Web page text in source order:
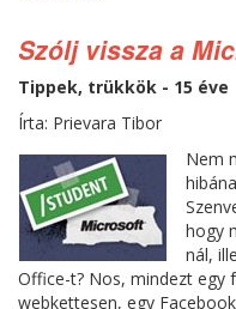
Szólj vissza a
Tippek, trükkök - 15 éve
Írta: Prievara Tibor
Nem
hogy
nál,
Office-t? Nos, mindezt egy
webkettesen, egy